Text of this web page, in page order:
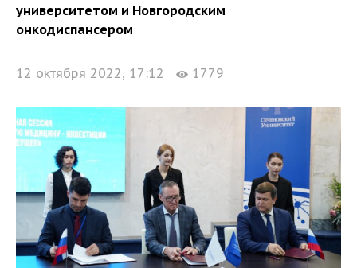
университетом и Новгородским
онкодиспансером
12 октября 2022, 17:12 1779